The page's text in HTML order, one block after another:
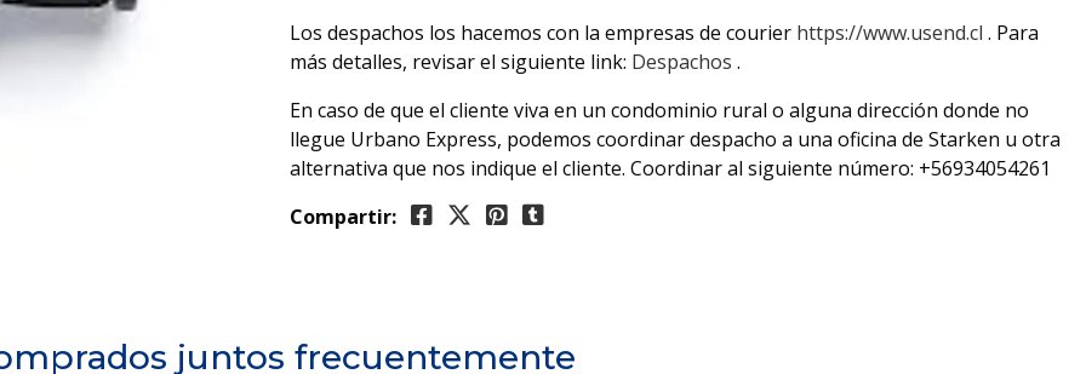
Los despachos los hacemos con la empresas de courier https://www.usend.cl . Para
más detalles, revisar el siguiente link: Despachos .
En caso de que el cliente viva en un condominio rural o alguna dirección donde no
llegue Urbano Express, podemos coordinar despacho a una oficina de Starken u otra
alternativa que nos indique el cliente. Coordinar al siguiente número: +56934054261
Compartir:
juntos frecuentemente